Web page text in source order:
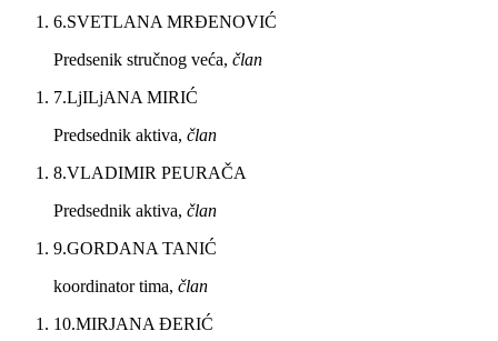
6.SVETLANA MRĐENOVIĆ
Predsenik stručnog veća, član
7.LjILjANA MIRIĆ
Predsednik aktiva, član
8.VLADIMIR PEURAČA
Predsednik aktiva, član
9.GORDANA TANIĆ
koordinator tima, član
10.MIRJANA ĐERIĆ